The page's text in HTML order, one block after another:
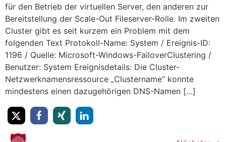
für den Betrieb der virtuellen Server, den anderen zur
Bereitstellung der Scale-Out Fileserver-Rolle. Im zweiten
Cluster gibt es seit kurzem ein Problem mit dem
folgenden Text Protokoll-Name: System / Ereignis-ID:
1196 / Quelle: Microsoft-Windows-FailoverClustering /
Benutzer: System Ereignisdetails: Die Cluster-
Netzwerknamensressource „Clustername“ konnte
mindestens einen dazugehörigen DNS-Namen […]